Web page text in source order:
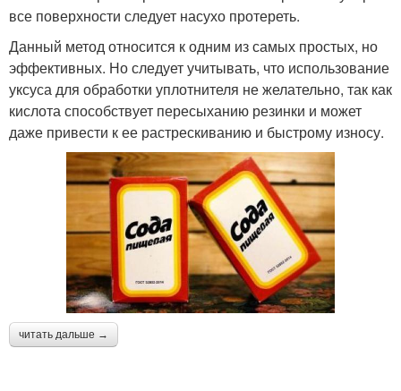
все поверхности следует насухо протереть.
Данный метод относится к одним из самых простых, но
эффективных. Но следует учитывать, что использование
уксуса для обработки уплотнителя не желательно, так как
кислота способствует пересыханию резинки и может
даже привести к ее растрескиванию и быстрому износу.
читать дальше →